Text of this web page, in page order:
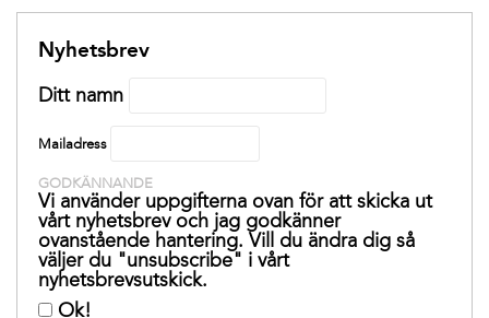
Nyhetsbrev
Ditt namn
Mailadress
GODKÄNNANDE
Vi använder uppgifterna ovan för att skicka ut
vårt nyhetsbrev och jag godkänner
ovanstående hantering. Vill du ändra dig så
väljer du "unsubscribe" i vårt
nyhetsbrevsutskick.
Ok!